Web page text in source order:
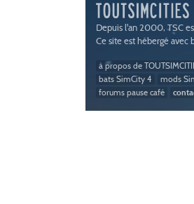
Depuis l'an 2000, TSC
Ce site est hébergé avec
à propos de
bats SimCity 4
mods
forums pause café